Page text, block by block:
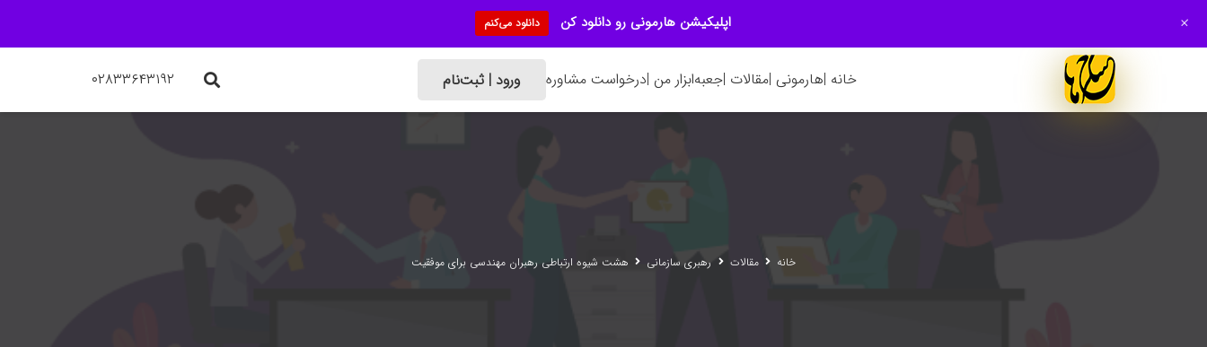
خانه |هارمونی |مقالات |جعبه‌ابزار من |درخواست مشاوره ورود | ثبت‌نام ۰۲۸۳۳۶۴۳۱۹۲
خانه مقالات رهبری سازمانی هشت شیوه ارتباطی رهبران مهندسی برای موفقیت
اپلیکیشن هارمونی رو دانلود کن دانلود می‌کنم +